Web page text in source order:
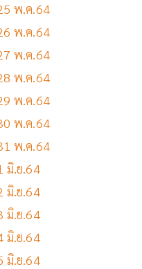
พ.ค.64
พ.ค.64
พ.ค.64
พ.ค.64
พ.ค.64
พ.ค.64
พ.ค.64
มิ.ย.64
มิ.ย.64
มิ.ย.64
มิ.ย.64
มิ.ย.64